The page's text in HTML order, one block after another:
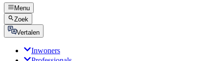
Menu
Zoek
Vertalen
Inwoners